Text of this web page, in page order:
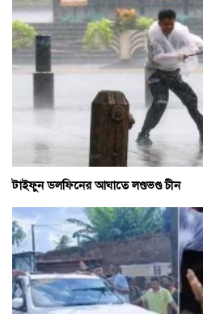
টাইফুন ডলফিনের আঘাতে লণ্ডভণ্ড চীন